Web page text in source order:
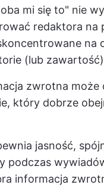
mi się to" nie
redaktora na
na
(lub
zwrotna
który dobrze
jasność,
podczas
informacja